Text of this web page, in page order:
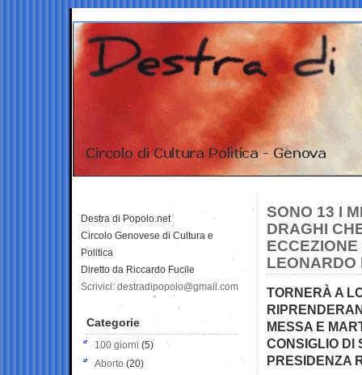
SONO 13 I
DRAGHI
LEONARDO
TORNERÀ A
MESSA E
CONSIGLIO DI
PRESIDENZA
Destra di Popolo.net
Circolo Genovese di Cultura e
Politica
Diretto da Riccardo Fucile
Scrivici: destradipopolo@gmail.com
Categorie
100 giorni (5)
Aborto (20)